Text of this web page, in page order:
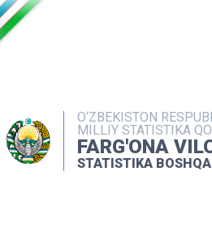
O‘ZBEKISTON
MILLIY STATISTIKA
FARG'ONA
STATISTIKA
NASHRLAR
INTERAKTIV
MATBUOT